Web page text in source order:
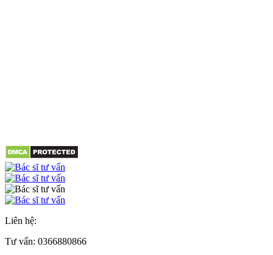
Liên hệ:
Tư vấn: 0366880866